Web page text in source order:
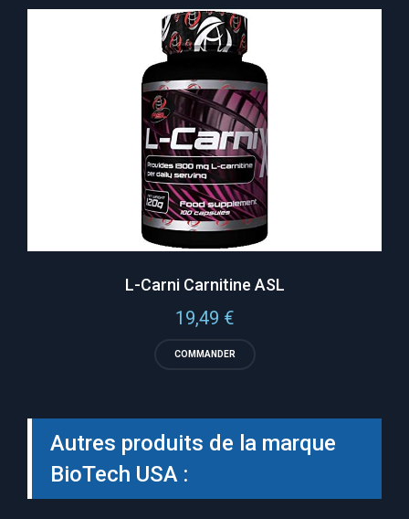
L-Carni Carnitine ASL
19,49 €
COMMANDER
Autres produits de la marque
BioTech USA :